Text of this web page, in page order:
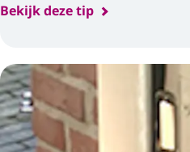
Bekijk deze tip